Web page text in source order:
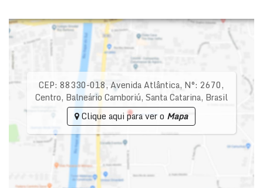
CEP: 88330-018,Avenida Atlântica, N°: 2670,
Centro, Balneário Camboriú, Santa Catarina, Brasil
Clique aqui para ver o Mapa